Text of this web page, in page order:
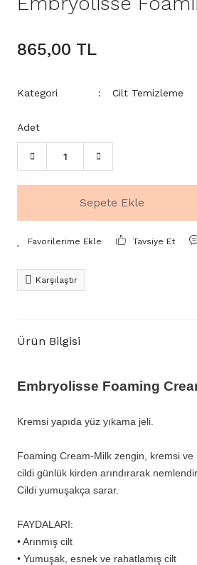
865,00 TL
Kategori Cilt Temizleme
Adet
Sepete Ekle
Tavsiye Et
Karşılaştır
Ürün Bilgisi
Embryolisse Foaming
Kremsi yapıda yüz yıkama jeli.
Foaming Cream-Milk zengin, kremsi ve
cildi günlük kirden arındırarak
Cildi yumuşakça sarar.
FAYDALARI:
• Arınmış cilt
• Yumuşak, esnek ve rahatlamış cilt